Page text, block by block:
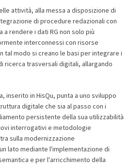
attività, alla messa a disposizione di
di procedure redazionali con
rendere i dati RG non solo più
interconnessi con risorse
tal modo si creano le basi per integrare i
ricerca trasversali digitali, allargando
inserito in HisQu, punta a uno sviluppo
digitale che sia al passo con i
persistente della sua utilizzabilità
interrogativi e metodologie
sulla modernizzazione
lato mediante l'implementazione di
e per l'arricchimento della